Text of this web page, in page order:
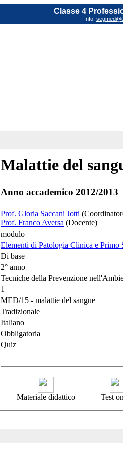
Classe 4
Info:
Malattie del
Anno accademico 2012/2013
Prof. Gloria Saccani Jotti
Prof. Franco Aversa (Docente)
modulo
Elementi di Patologia Clinica e Primo
Di base
2° anno
Tecniche della Prevenzione
1
MED/15 - malattie del sangue
Tradizionale
Italiano
Obbligatoria
Quiz
Materiale didattico Test